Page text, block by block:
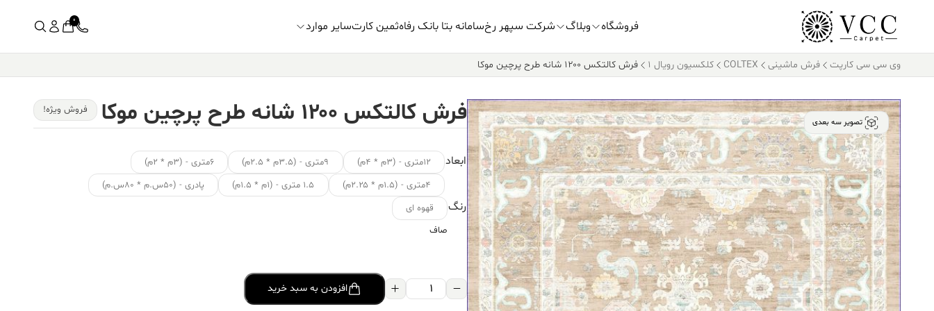
فروشگاه وبلاگ شرکت سپهر رخسامانه بتا بانک رفاهثمین کارتسایر موارد 0
وی سی سی کارپت فرش ماشینی COLTEX کلکسیون رویال 1 فرش کالتکس ۱۲۰۰ شانه طرح پرچین موکا
تصویر سه بعدی فرش کالتکس ۱۲۰۰ شانه طرح پرچین موکا فروش ویژه!
ابعاد ۱۲متری - (۳م * ۴م) ۹متری - (۳.۵م * ۲.۵م)
۶متری - (۳م * ۲م)
۴متری - (۱.۵م * ۲.۲۵م)
۱.۵ متری - (۱م * ۱.۵م) پادری - (۵۰س.م * ۸۰س.م)
رنگ
قهوه ای
صاف
فرش
افزودن به سبد خرید